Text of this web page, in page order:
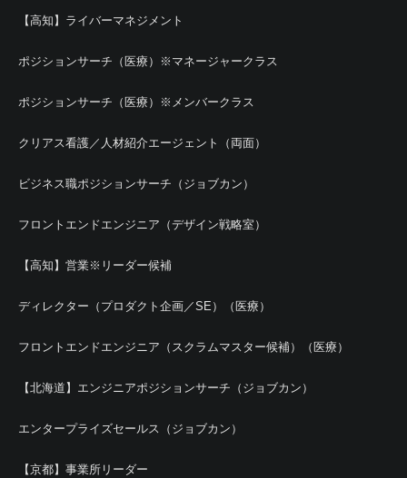
【高知】ライバーマネジメント
ポジションサーチ（医療）※マネージャークラス
ポジションサーチ（医療）※メンバークラス
クリアス看護／人材紹介エージェント（両面）
ビジネス職ポジションサーチ（ジョブカン）
フロントエンドエンジニア（デザイン戦略室）
【高知】営業※リーダー候補
ディレクター（プロダクト企画／SE）（医療）
フロントエンドエンジニア（スクラムマスター候補）（医療）
【北海道】エンジニアポジションサーチ（ジョブカン）
エンタープライズセールス（ジョブカン）
【京都】事業所リーダー